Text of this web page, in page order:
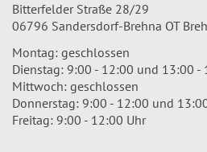
Bitterfelder Straße 28/29
06796 Sandersdorf-Brehna OT
Montag: geschlossen
Dienstag: 9:00 - 12:00 und 13:00 -
Mittwoch: geschlossen
Donnerstag: 9:00 - 12:00 und
Freitag: 9:00 - 12:00 Uhr